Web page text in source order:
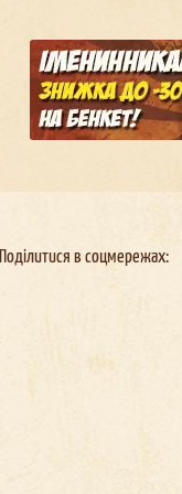
Поділитися в соцмережах: